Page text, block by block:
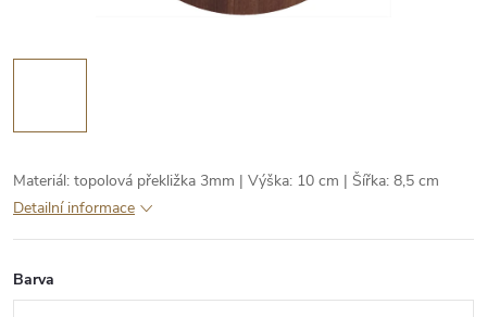
Materiál: topolová překližka 3mm | Výška: 10 cm | Šířka: 8,5 cm
Detailní informace
Barva